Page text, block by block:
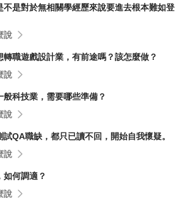
不是對於無相關學經歷來說要進去根本難如登
說
轉職遊戲設計業，有前途嗎？該怎麼做？
說
般科技業，需要哪些準備？
說
QA職缺，都只已讀不回，開始自我懷疑。
說
如何調適？
說